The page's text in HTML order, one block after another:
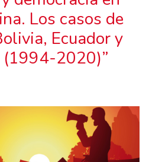
Los casos de
Ecuador y
(1994-2020)”